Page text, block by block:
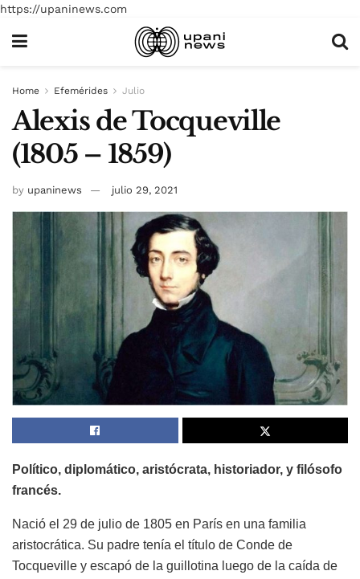
https://upaninews.com
Home Efemérides Julio
Alexis de Tocqueville
(1805 – 1859)
by upaninews julio 29, 2021
Político, diplomático, aristócrata, historiador, y filósofo
francés.
Nació el 29 de julio de 1805 en París en una familia
aristocrática. Su padre tenía el título de Conde de
Tocqueville y escapó de la guillotina luego de la caída de